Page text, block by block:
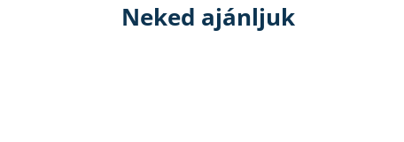
Neked ajánljuk